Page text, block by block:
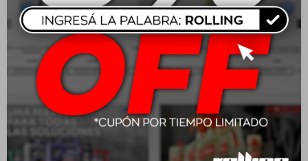
Aplicación:
Recomendado para todo tipo de motores a nafta y
motores diésel que requieran bajo contenido de azufre en
el combustible. Óptimo para los motores más modernos
diésel con tecnología multi-válvulas, con turbo, con o sin
refrigeración de aire (LLK). Top Tec 4100, además de las
especificaciones de numerosos fabricantes, cumple con
las últimas especificaciones de BMW y Mercedes Benz
Euro IV diésel equipados con filtro de partículas de hollín.